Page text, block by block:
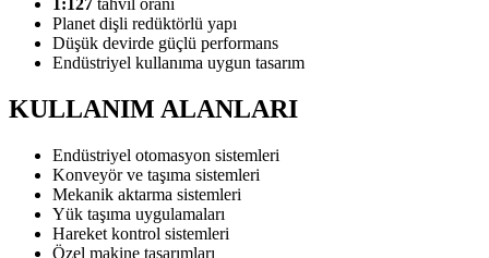
1:127 tahvil oranı
Planet dişli redüktörlü yapı
Düşük devirde güçlü performans
Endüstriyel kullanıma uygun tasarım
KULLANIM ALANLARI
Endüstriyel otomasyon sistemleri
Konveyör ve taşıma sistemleri
Mekanik aktarma sistemleri
Yük taşıma uygulamaları
Hareket kontrol sistemleri
Özel makine tasarımları